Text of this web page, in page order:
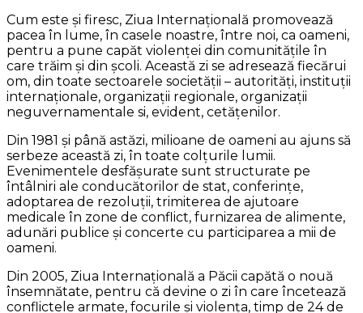
Cum este și firesc, Ziua Internațională promovează
pacea în lume, în casele noastre, între noi, ca oameni,
pentru a pune capăt violenței din comunitățile în
care trăim și din școli. Această zi se adresează fiecărui
om, din toate sectoarele societății – autorități, instituții
internaționale, organizații regionale, organizații
neguvernamentale si, evident, cetățenilor.
Din 1981 și până astăzi, milioane de oameni au ajuns să
serbeze această zi, în toate colțurile lumii.
Evenimentele desfășurate sunt structurate pe
întâlniri ale conducătorilor de stat, conferințe,
adoptarea de rezoluții, trimiterea de ajutoare
medicale în zone de conflict, furnizarea de alimente,
adunări publice și concerte cu participarea a mii de
oameni.
Din 2005, Ziua Internațională a Păcii capătă o nouă
însemnătate, pentru că devine o zi în care încetează
conflictele armate, focurile și violența, timp de 24 de